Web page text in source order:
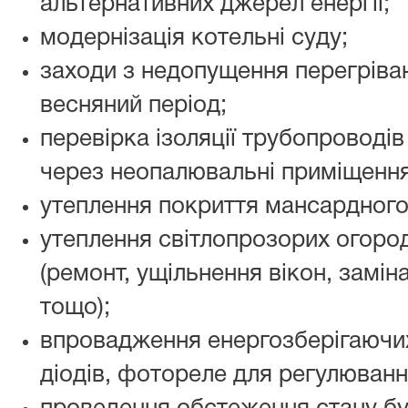
альтернативних джерел енергії;
модернізація котельні суду;
заходи з недопущення
весняний період;
перевірка ізоляції
через неопалювальні
утеплення покриття
утеплення світлопрозорих
(ремонт, ущільнення вікон,
тощо);
впровадження
діодів, фотореле для